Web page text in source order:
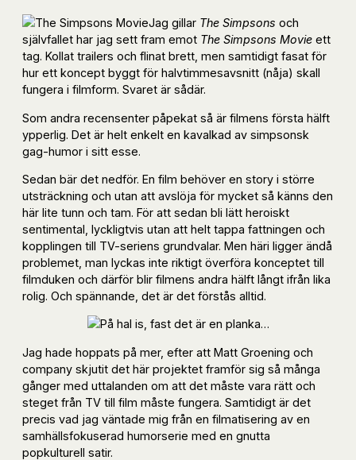
Jag gillar The Simpsons och
självfallet har jag sett fram emot The Simpsons Movie ett
tag. Kollat trailers och flinat brett, men samtidigt fasat för
hur ett koncept byggt för halvtimmesavsnitt (nåja) skall
fungera i filmform. Svaret är sådär.
Som andra recensenter påpekat så är filmens första hälft
ypperlig. Det är helt enkelt en kavalkad av simpsonsk
gag-humor i sitt esse.
Sedan bär det nedför. En film behöver en story i större
utsträckning och utan att avslöja för mycket så känns den
här lite tunn och tam. För att sedan bli lätt heroiskt
sentimental, lyckligtvis utan att helt tappa fattningen och
kopplingen till TV-seriens grundvalar. Men häri ligger ändå
problemet, man lyckas inte riktigt överföra konceptet till
filmduken och därför blir filmens andra hälft långt ifrån lika
rolig. Och spännande, det är det förstås alltid.
Jag hade hoppats på mer, efter att Matt Groening och
company skjutit det här projektet framför sig så många
gånger med uttalanden om att det måste vara rätt och
steget från TV till film måste fungera. Samtidigt är det
precis vad jag väntade mig från en filmatisering av en
samhällsfokuserad humorserie med en gnutta
popkulturell satir.